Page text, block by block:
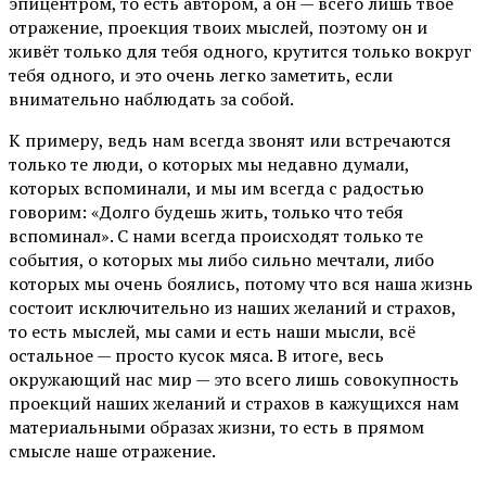
отражение, проекция твоих мыслей, поэтому он и
живёт только для тебя одного, крутится только вокруг
тебя одного, и это очень легко заметить, если
внимательно наблюдать за собой.
К примеру, ведь нам всегда звонят или встречаются
только те люди, о которых мы недавно думали,
которых вспоминали, и мы им всегда с радостью
говорим: «Долго будешь жить, только что тебя
вспоминал». С нами всегда происходят только те
события, о которых мы либо сильно мечтали, либо
которых мы очень боялись, потому что вся наша жизнь
состоит исключительно из наших желаний и страхов,
то есть мыслей, мы сами и есть наши мысли, всё
остальное — просто кусок мяса. В итоге, весь
окружающий нас мир — это всего лишь совокупность
проекций наших желаний и страхов в кажущихся нам
материальными образах жизни, то есть в прямом
смысле наше отражение.